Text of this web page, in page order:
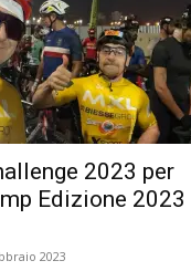
2023 per
Edizione 2023
2023